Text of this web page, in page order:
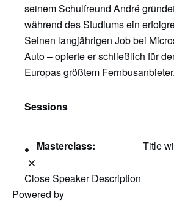
seinem Schulfreund André
während des Studiums ein
Seinen langjährigen Job bei
Auto – opferte er schließlich für
Europas größtem Fernbusanbieter.
Sessions
Masterclass: Title
Close Speaker Description
Powered by